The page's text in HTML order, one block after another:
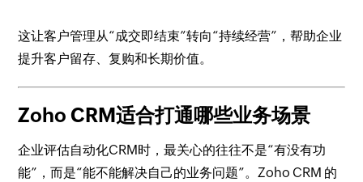
这让客户管理从“成交即结束”转向“持续经营”，帮助企业
提升客户留存、复购和长期价值。
Zoho CRM适合打通哪些业务场景
企业评估自动化CRM时，最关心的往往不是“有没有功
能”，而是“能不能解决自己的业务问题”。Zoho CRM 的